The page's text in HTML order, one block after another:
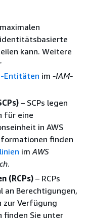
kann. Weitere
Entitäten im -IAM-
– SCPs legen
für eine
in AWS
finden
im AWS
.
(RCPs)– RCPs
an Berechtigungen,
zur Verfügung
finden Sie unter